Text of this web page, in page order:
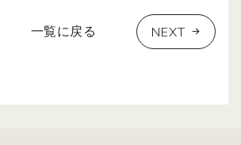
一覧に戻る NEXT